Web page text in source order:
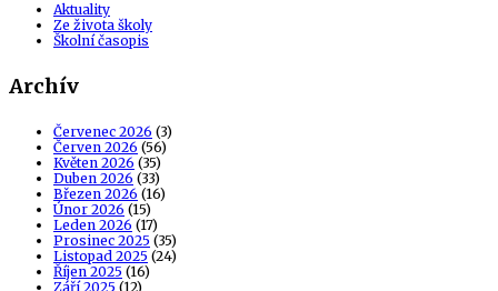
Aktuality
Ze života školy
Školní časopis
Archív
Červenec 2026 (3)
Červen 2026 (56)
Květen 2026 (35)
Duben 2026 (33)
Březen 2026 (16)
Únor 2026 (15)
Leden 2026 (17)
Prosinec 2025 (35)
Listopad 2025 (24)
Říjen 2025 (16)
Září 2025 (12)